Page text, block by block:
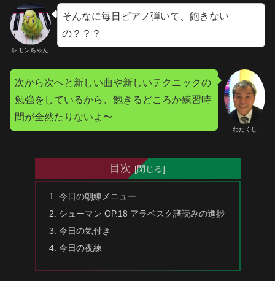
レモンちゃん
そんなに毎日ピアノ弾いて、飽きない
の？？？
わたくし
次から次へと新しい曲や新しいテクニックの
勉強をしているから、飽きるどころか練習時
間が全然たりないよ〜
目次
今日の朝練メニュー
シューマン OP.18 アラベスク譜読みの進捗
今日の気付き
今日の夜練